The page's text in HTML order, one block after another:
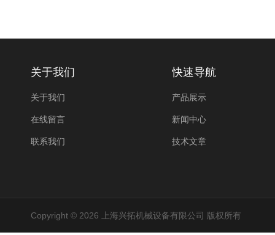
关于我们
关于我们
在线留言
联系我们
快速导航
产品展示
新闻中心
技术文章
Copyright © 2026 上海兴拓机械设备有限公司 版权所有